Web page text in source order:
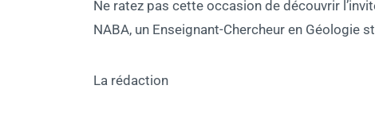
Ne ratez pas cette occasion de découvrir
NABA, un Enseignant-Chercheur en Géologie
La rédaction